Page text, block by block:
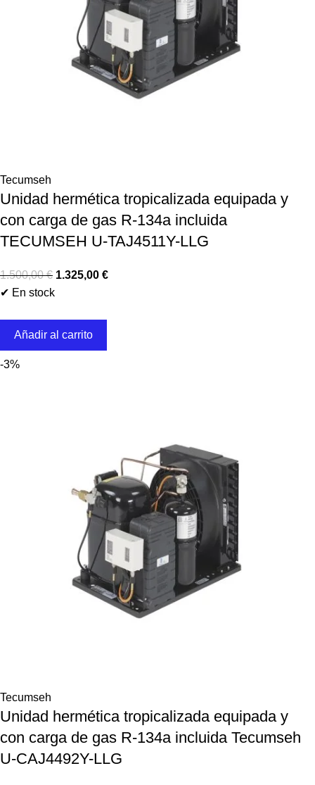
Tecumseh
Unidad hermética tropicalizada equipada y
con carga de gas R-134a incluida
TECUMSEH U-TAJ4511Y-LLG
1.500,00€ 1.325,00 €
✔ En stock
Añadir al carrito
-3%
Tecumseh
Unidad hermética tropicalizada equipada y
con carga de gas R-134a incluida Tecumseh
U-CAJ4492Y-LLG